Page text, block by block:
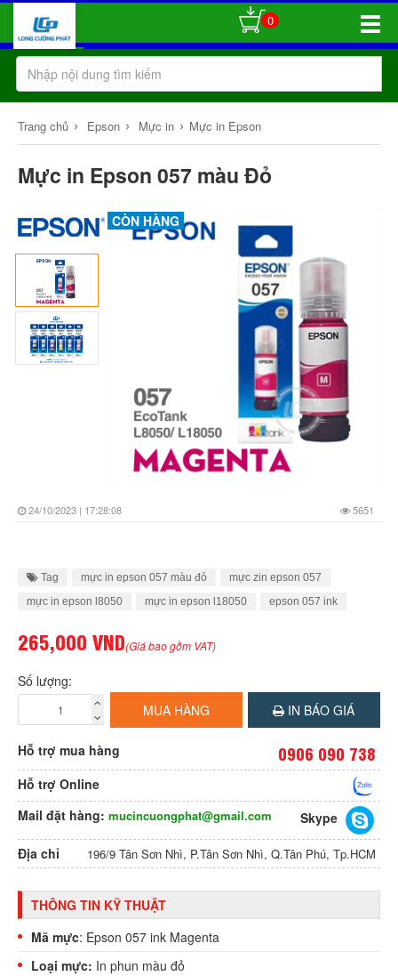
Toggle
0
Trang chủ › Epson › Mực in › Mực in Epson
Mực in Epson 057 màu Đỏ
CÒN HÀNG
24/10/2023 | 17:28:08 5651
Tag mực in epson 057 màu đỏ
mực zin epson 057
mực in epson l8050
mực in epson l18050 epson 057 ink
265,000 VND(Giá bao gồm VAT)
Số lượng:
MUA HÀNG
IN BÁO GIÁ
Hỗ trợ mua hàng 0906 090 738
Hỗ trợ Online
Mail đặt hàng: mucincuongphat@gmail.com
Skype
Địa chỉ
196/9 Tân Sơn Nhì, P.Tân Sơn Nhì, Q.Tân Phú, Tp.HCM
THÔNG TIN KỸ THUẬT
Mã mực: Epson 057 ink Magenta
Loại mực: In phun màu đỏ